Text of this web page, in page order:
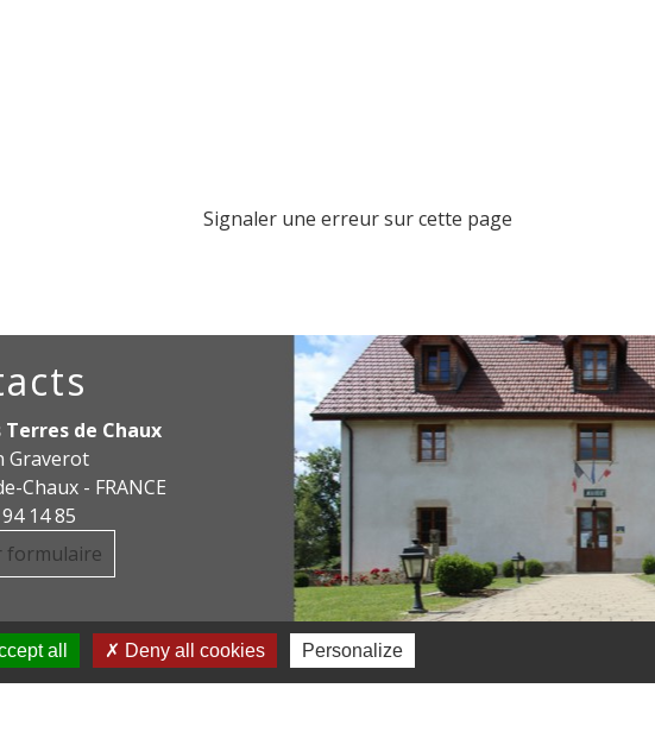
Signaler une erreur sur cette page
de Chaux
Graverot
Chaux - FRANCE
14 85
formulaire
all Deny all cookies Personalize